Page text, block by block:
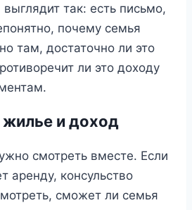
так: есть письмо,
почему семья
там, достаточно ли это
ли это доходу
и доход
смотреть вместе. Если
аренду, консульство
сможет ли семья